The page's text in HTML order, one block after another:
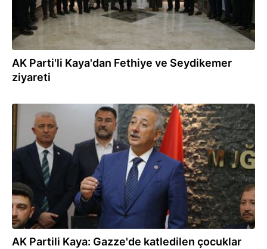
AK Parti'li Kaya'dan Fethiye ve Seydikemer
ziyareti
26.05.2026
AK Partili Kaya: Gazze'de katledilen çocuklar